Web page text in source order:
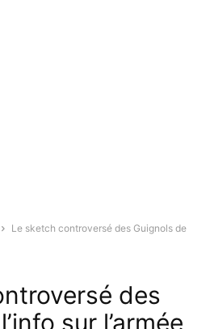
Le sketch controversé des Guignols de
des
sur l’armée